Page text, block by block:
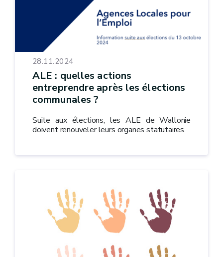
28.11.2024
ALE : quelles actions
entreprendre après les élections
communales ?
Suite aux élections, les ALE de Wallonie
doivent renouveler leurs organes statutaires.